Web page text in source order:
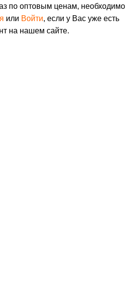
по оптовым ценам, необходимо
или Войти, если у Вас уже есть
на нашем сайте.